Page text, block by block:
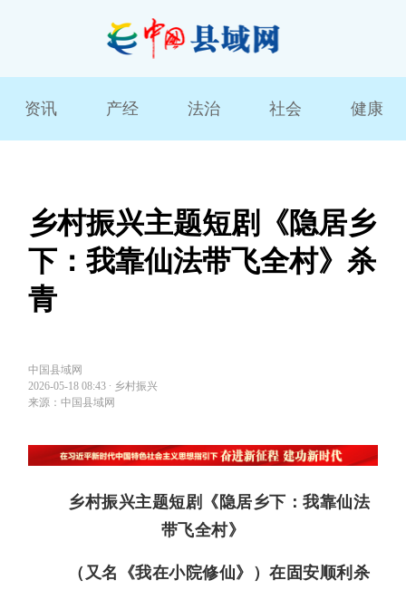
资讯 产经 法治 社会 健康
乡村振兴主题短剧《隐居乡
下：我靠仙法带飞全村》杀
青
中国县域网
2026-05-18 08:43 ∙ 乡村振兴
来源：中国县域网
乡村振兴主题短剧《隐居乡下：我靠仙法
带飞全村》
（又名《我在小院修仙》）在固安顺利杀